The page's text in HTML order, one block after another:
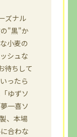
ズナル
"黒"か
小麦の
シュな
待ちして
ったら
ゆずソ
一喜ソ
、本場
合わな